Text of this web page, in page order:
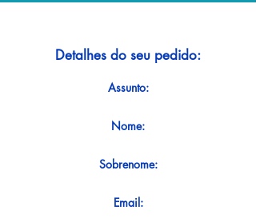
Detalhes do seu pedido:
Assunto:
Nome:
Sobrenome:
Email: